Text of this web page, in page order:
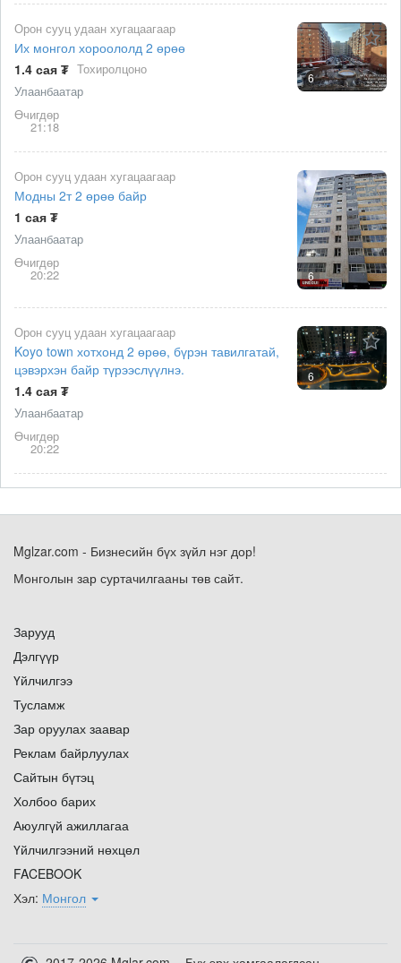
6
Орон сууц удаан хугацаагаар
Их монгол хороололд 2 өрөө
1.4 сая ₮ Тохиролцоно
Улаанбаатар
Өчигдөр
21:18
6
Орон сууц удаан хугацаагаар
Модны 2т 2 өрөө байр
1 сая ₮
Улаанбаатар
Өчигдөр
20:22
6
Орон сууц удаан хугацаагаар
Koyo town хотхонд 2 өрөө, бүрэн тавилгатай,
цэвэрхэн байр түрээслүүлнэ.
1.4 сая ₮
Улаанбаатар
Өчигдөр
20:22
Mglzar.com - Бизнесийн бүх зүйл нэг дор!
Монголын зар суртачилгааны төв сайт.
Зарууд
Дэлгүүр
Үйлчилгээ
Тусламж
Зар оруулах заавар
Реклам байрлуулах
Сайтын бүтэц
Холбоо барих
Аюулгүй ажиллагаа
Үйлчилгээний нөхцөл
FACEBOOK
Хэл: Монгол